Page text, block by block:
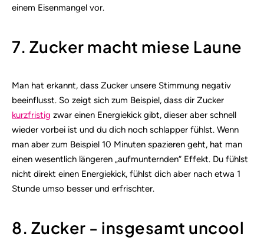
einem Eisenmangel vor.
7. Zucker macht miese Laune
Man hat erkannt, dass Zucker unsere Stimmung negativ
beeinflusst. So zeigt sich zum Beispiel, dass dir Zucker
kurzfristig zwar einen Energiekick gibt, dieser aber schnell
wieder vorbei ist und du dich noch schlapper fühlst. Wenn
man aber zum Beispiel 10 Minuten spazieren geht, hat man
einen wesentlich längeren „aufmunternden“ Effekt. Du fühlst
nicht direkt einen Energiekick, fühlst dich aber nach etwa 1
Stunde umso besser und erfrischter.
8. Zucker - insgesamt uncool